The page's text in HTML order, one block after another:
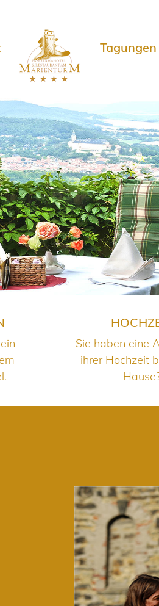
Tagungen
Sie haben eine
ihrer Hochzeit